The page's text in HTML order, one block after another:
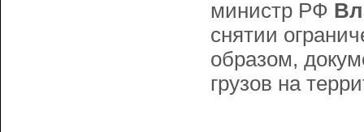
министр РФ
снятии
образом,
грузов на